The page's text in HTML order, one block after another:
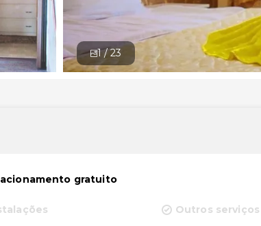
1 /23
gratuito
Outros serviços